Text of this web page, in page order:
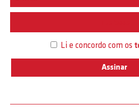
Li e concordo com os